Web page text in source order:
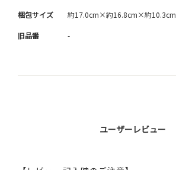
梱包サイズ 約17.0cm×約16.8cm×約10.3cm
旧品番 -
ユーザーレビュー